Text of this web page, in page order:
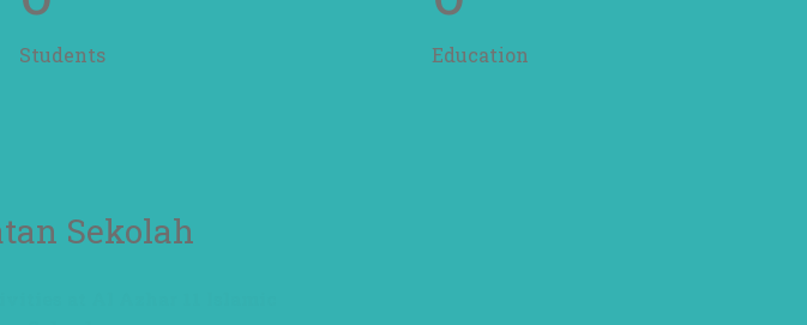
Students Education
Sekolah